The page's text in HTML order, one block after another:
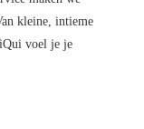
kleine, intieme
voel je je